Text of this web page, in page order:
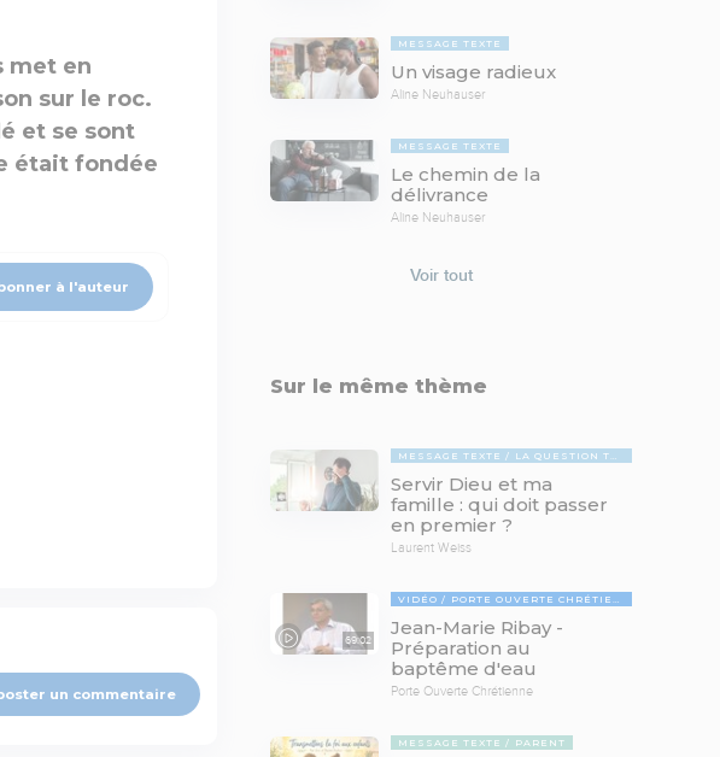
met en
sur le roc.
et se sont
était fondée
à l'auteur
un commentaire
MESSAGE TEXTE
Un visage radieux
Aline Neuhauser
MESSAGE TEXTE
Le chemin de la
délivrance
Aline Neuhauser
Voir tout
Sur le même thème
MESSAGE TEXTE LA QUESTION TABOUE
Servir Dieu et ma
famille : qui doit passer
en premier ?
Laurent Weiss
69:02
VIDÉO PORTE OUVERTE CHRÉTIENNE
Jean-Marie Ribay -
Préparation au
baptême d'eau
Porte Ouverte Chrétienne
MESSAGE TEXTE PARENT